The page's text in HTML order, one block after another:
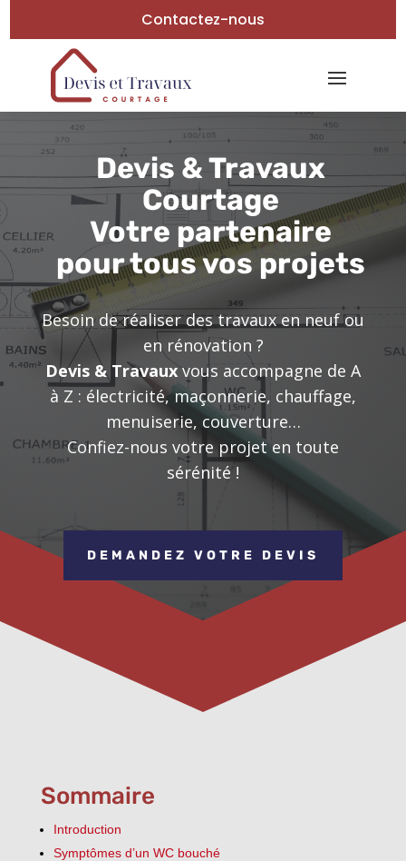
Contactez-nous
Devis & Travaux
Courtage
Votre partenaire
pour tous vos projets
Besoin de réaliser des travaux en neuf ou
en rénovation ?
Devis & Travaux vous accompagne de A
à Z : électricité, maçonnerie, chauffage,
menuiserie, couverture…
Confiez-nous votre projet en toute
sérénité !
DEMANDEZ VOTRE DEVIS
Sommaire
Introduction
Symptômes d’un WC bouché